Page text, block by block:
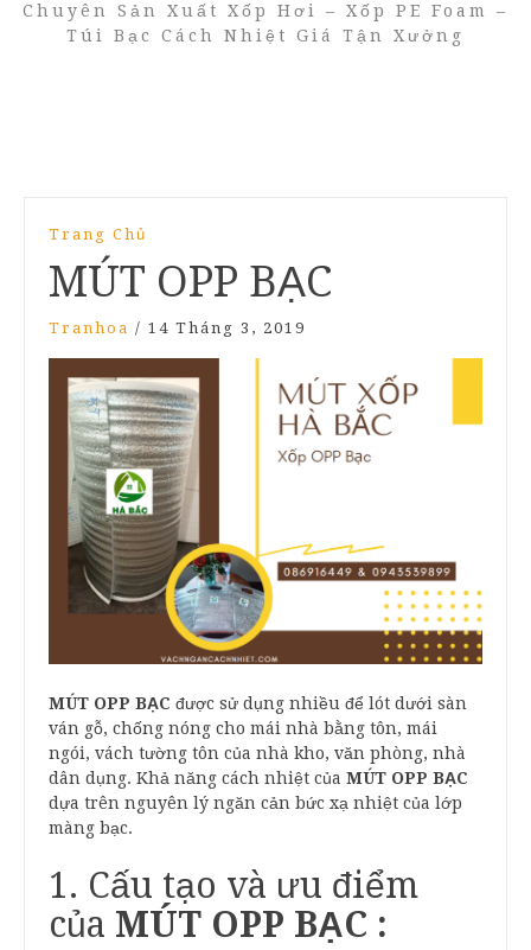
Chuyên Sản Xuất Xốp Hơi – Xốp PE Foam –
Túi Bạc Cách Nhiệt Giá Tận Xưởng
Trang Chủ
MÚT OPP BẠC
Tranhoa / 14 Tháng 3, 2019
MÚT OPP BẠC được sử dụng nhiều để lót dưới sàn
ván gỗ, chống nóng cho mái nhà bằng tôn, mái
ngói, vách tường tôn của nhà kho, văn phòng, nhà
dân dụng. Khả năng cách nhiệt của MÚT OPP BẠC
dựa trên nguyên lý ngăn cản bức xạ nhiệt của lớp
màng bạc.
1. Cấu tạo và ưu điểm
của MÚT OPP BẠC :